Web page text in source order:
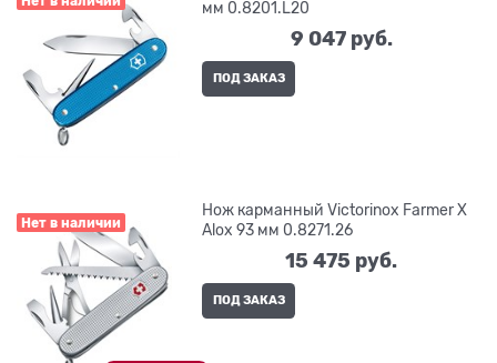
мм 0.8201.L20
9 047 руб.
ПОД ЗАКАЗ
Нет в наличии
Нож карманный Victorinox Farmer X
Alox 93 мм 0.8271.26
15 475 руб.
ПОД ЗАКАЗ